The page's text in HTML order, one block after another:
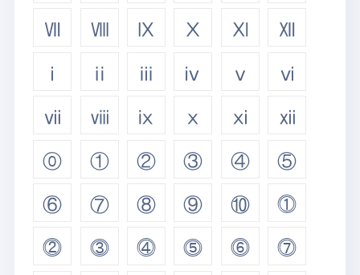
Ⅶ
Ⅷ Ⅸ Ⅹ Ⅺ
Ⅻ
ⅰ
ⅱ ⅲ ⅳ ⅴ
ⅵ
ⅶ
ⅷ ⅸ ⅹ ⅺ
ⅻ
⓪
① ② ③ ④
⑤
⑥
⑦ ⑧ ⑨ ⑩
⓵
⓶
⓷ ⓸ ⓹ ⓺
⓻